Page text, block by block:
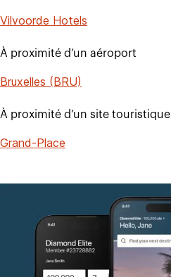
Vilvoorde Hotels
À proximité d’un aéroport
Bruxelles (BRU)
À proximité d’un site touristique
Grand-Place